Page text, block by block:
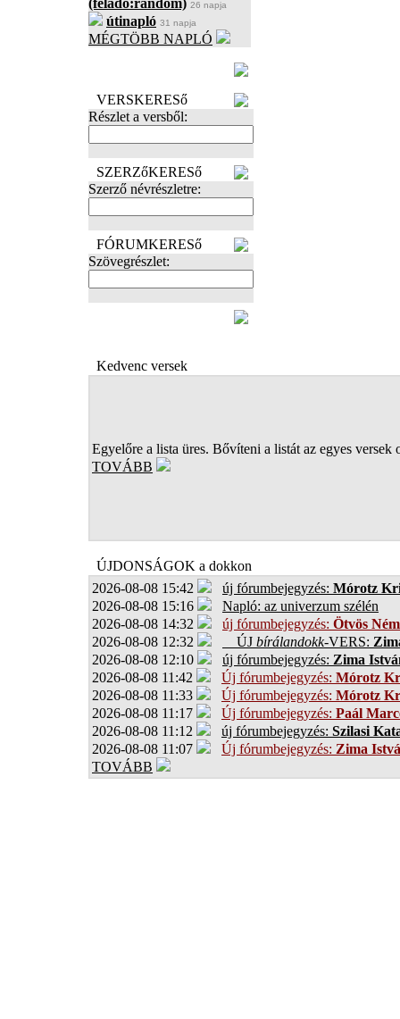
(feladó:random) 26 napja
útinapló 31 napja
MÉGTÖBB NAPLÓ
VERSKERESő
Részlet a versből:
SZERZőKERESő
Szerző névrészletre:
FÓRUMKERESő
Szövegrészlet:
Kedvenc versek
Egyelőre a lista üres. Bővíteni a listát az egyes versek
TOVÁBB
ÚJDONSÁGOK a dokkon
2026-08-08 15:42
új fórumbejegyzés: Mórotz
2026-08-08 15:16
Napló: az univerzum szélén
2026-08-08 14:32
új fórumbejegyzés: Ötvös
2026-08-08 12:32
ÚJ bírálandokk-VERS:
2026-08-08 12:10
új fórumbejegyzés: Zima
2026-08-08 11:42
Új fórumbejegyzés: Mórotz
2026-08-08 11:33
Új fórumbejegyzés: Mórotz
2026-08-08 11:17
Új fórumbejegyzés: Paál
2026-08-08 11:12
új fórumbejegyzés: Szilasi
2026-08-08 11:07
Új fórumbejegyzés: Zima
TOVÁBB